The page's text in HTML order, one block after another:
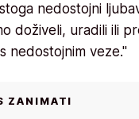
nedostojni
doživeli, uradili ili
nedostojnim veze."
ZANIMATI